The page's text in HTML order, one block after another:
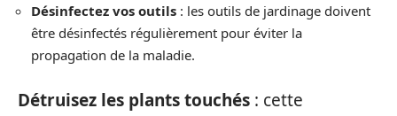
Désinfectez vos outils : les outils de jardinage doivent
être désinfectés régulièrement pour éviter la
propagation de la maladie.
Détruisez les plants touchés : cette